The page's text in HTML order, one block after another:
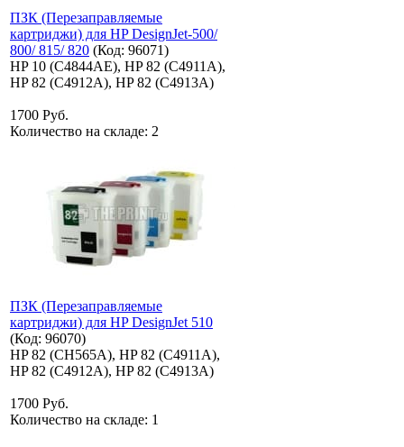
ПЗК (Перезаправляемые
картриджи) для HP DesignJet-500/
800/ 815/ 820 (Код: 96071)
HP 10 (C4844AE), HP 82 (C4911A),
HP 82 (C4912A), HP 82 (C4913A)
1700 Руб.
Количество на складе: 2
ПЗК (Перезаправляемые
картриджи) для HP DesignJet 510
(Код: 96070)
HP 82 (CH565A), HP 82 (C4911A),
HP 82 (C4912A), HP 82 (C4913A)
1700 Руб.
Количество на складе: 1